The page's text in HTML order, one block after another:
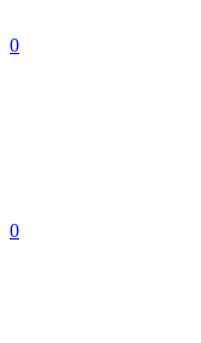
0
0